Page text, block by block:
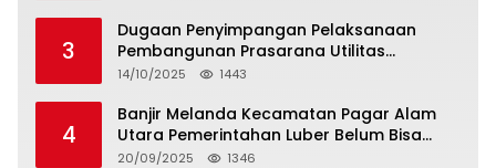
3
Dugaan Penyimpangan Pelaksanaan
Pembangunan Prasarana Utilitas
Permukiman Desa Pajar Bulan
14/10/2025 1443
4
Banjir Melanda Kecamatan Pagar Alam
Utara Pemerintahan Luber Belum Bisa
Mengatasi Banjir
20/09/2025 1346